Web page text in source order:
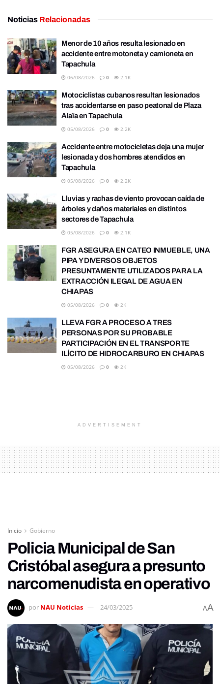
Noticias Relacionadas
Menor de 10 años resulta lesionado en
accidente entre motoneta y camioneta en
Tapachula
06/08/2026 0 2.1K
Motociclistas cubanos resultan lesionados
tras accidentarse en paso peatonal de Plaza
Alaïa en Tapachula
05/08/2026 0 2.2K
Accidente entre motocicletas deja una mujer
lesionada y dos hombres atendidos en
Tapachula
05/08/2026 0 2.2K
Lluvias y rachas de viento provocan caída de
árboles y daños materiales en distintos
sectores de Tapachula
05/08/2026 0 2.1K
FGR ASEGURA EN CATEO INMUEBLE, UNA
PIPA Y DIVERSOS OBJETOS
PRESUNTAMENTE UTILIZADOS PARA LA
EXTRACCIÓN ILEGAL DE AGUA EN
CHIAPAS
05/08/2026 0 2K
LLEVA FGR A PROCESO A TRES
PERSONAS POR SU PROBABLE
PARTICIPACIÓN EN EL TRANSPORTE
ILÍCITO DE HIDROCARBURO EN CHIAPAS
05/08/2026 0 2K
ADVERTISEMENT
Inicio Gobierno
Policia Municipal de San
Cristóbal asegura a presunto
narcomenudista en operativo
por NAU Noticias 24/03/2025 AA